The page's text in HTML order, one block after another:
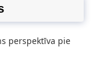
perspektīva pie